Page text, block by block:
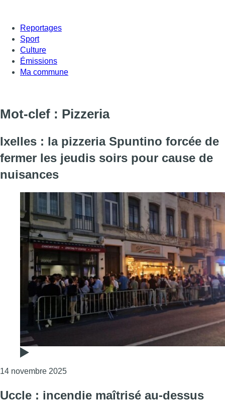
Reportages
Sport
Culture
Émissions
Ma commune
Mot-clef : Pizzeria
Ixelles : la pizzeria Spuntino forcée de
fermer les jeudis soirs pour cause de
nuisances
14 novembre 2025Consulter l'article "Ixelles : la pizzeria
Uccle : incendie maîtrisé au-dessus